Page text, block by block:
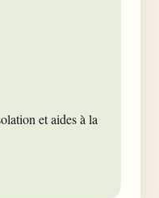
et aides à la